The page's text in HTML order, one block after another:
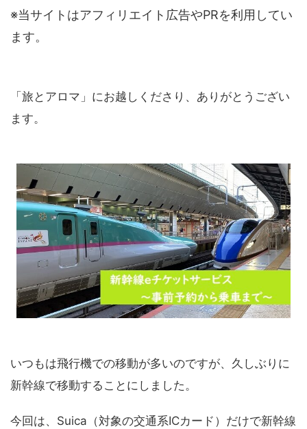
※当サイトはアフィリエイト広告やPRを利用してい
ます。
「旅とアロマ」にお越しくださり、ありがとうござい
ます。
いつもは飛行機での移動が多いのですが、久しぶりに
新幹線で移動することにしました。
今回は、Suica（対象の交通系ICカード）だけで新幹線